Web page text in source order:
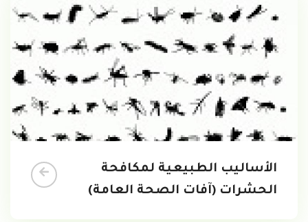
الأساليب الطبيعية لمكافحة
الحشرات (آفات الصحة العامة)